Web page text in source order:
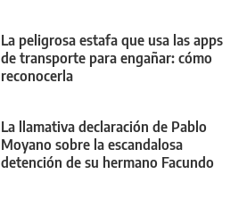
La peligrosa estafa que usa las apps
de transporte para engañar: cómo
reconocerla
La llamativa declaración de Pablo
Moyano sobre la escandalosa
detención de su hermano Facundo